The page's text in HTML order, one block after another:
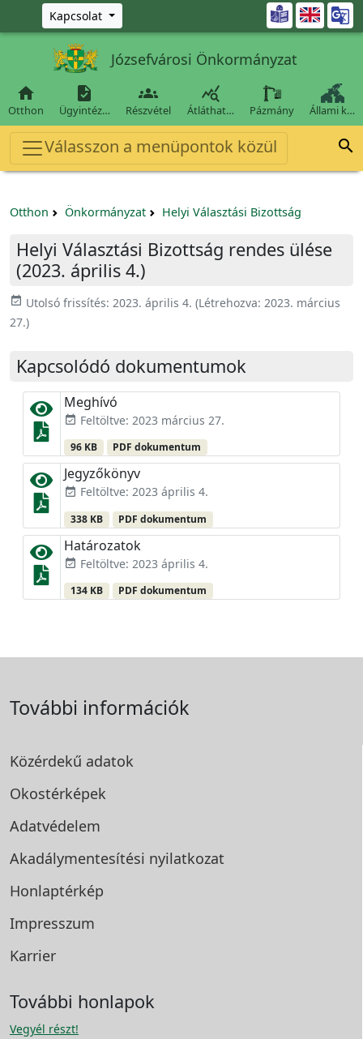
Ugrás a fő tartalomra
Kapcsolat 
Józsefvárosi Önkormányzat

Otthon

Ügyintéz…

Részvétel

Átláthat… Pázmány Állami k…
Válasszon a menüpontok közül 
Otthon Önkormányzat Helyi Választási Bizottság
Helyi Választási Bizottság rendes ülése
(2023. április 4.)
event_available Utolsó frissítés: 2023. április 4. (Létrehozva: 2023. március
27.)
Kapcsolódó dokumentumok
Meghívó
event_available Feltöltve: 2023 március 27.
96 KB PDF dokumentum
Jegyzőkönyv
event_available Feltöltve: 2023 április 4.
338 KB PDF dokumentum
Határozatok
event_available Feltöltve: 2023 április 4.
134 KB PDF dokumentum
További információk
Közérdekű adatok
Okostérképek
Adatvédelem
Akadálymentesítési nyilatkozat
Honlaptérkép
Impresszum
Karrier
További honlapok
Vegyél részt!